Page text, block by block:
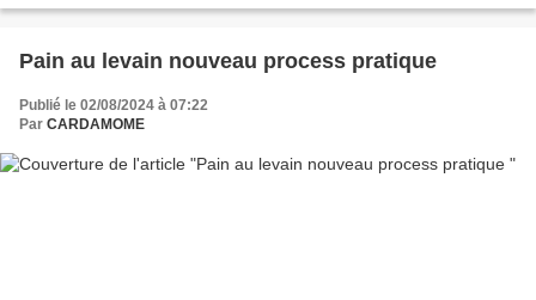
Pain au levain nouveau process pratique
Publié le 02/08/2024 à 07:22
Par CARDAMOME